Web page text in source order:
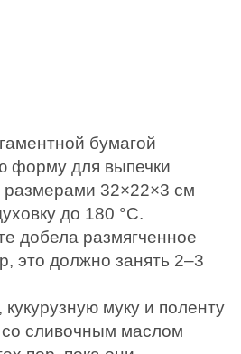
бумагой
форму для выпечки
32×22×3 см
до 180 °C.
добела размягченное
это должно занять 2–3
кукурузную муку и поленту
сливочным маслом